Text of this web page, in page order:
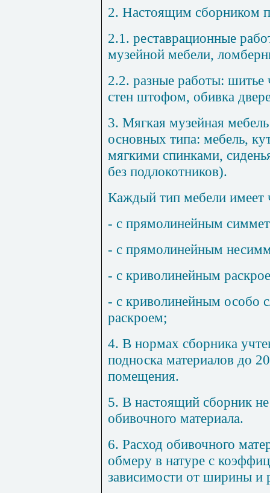
2. Настоящим сборником
2.1. реставрационные
музейной мебели,
2.2. разные работы: шитье
стен штофом, обивка
3. Мягкая музейная
основных типа: мебель,
мягкими спинками,
без подлокотников).
Каждый тип мебели имеет
- с прямолинейным
- с прямолинейным
- с криволинейным
- с криволинейным особо
раскроем;
4. В нормах сборника
подноска материалов до
помещения.
5. В настоящий сборник
обивочного материала.
6. Расход обивочного
обмеру в натуре с
зависимости от ширины и